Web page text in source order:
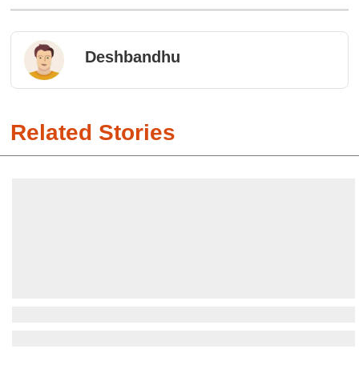
Deshbandhu
Related Stories